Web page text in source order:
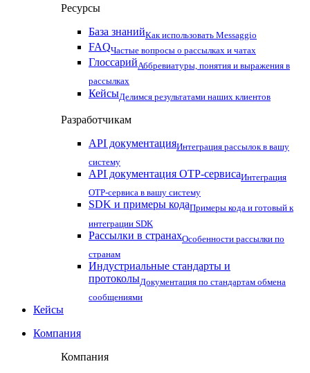
Ресурсы
База знанийКак использовать Messaggio
FAQЧастые вопросы о рассылках и чатах
ГлоссарийАббревиатуры, понятия и выражения в
рассылках
КейсыДелимся результатами наших клиентов
Разработчикам
API документацияИнтеграция рассылок в вашу
систему
API документация OTP-сервисаИнтеграция
OTP-сервиса в вашу систему
SDK и примеры кодаПримеры кода и готовый к
интеграции SDK
Рассылки в странахОсобенности рассылки по
странам
Индустриальные стандарты и
протоколыДокументация по стандартам обмена
сообщениями
Кейсы
Компания
Компания